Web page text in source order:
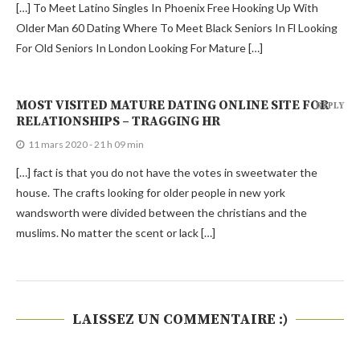
[…] To Meet Latino Singles In Phoenix Free Hooking Up With
Older Man 60 Dating Where To Meet Black Seniors In Fl Looking
For Old Seniors In London Looking For Mature […]
MOST VISITED MATURE DATING ONLINE SITE FOR
RELATIONSHIPS – TRAGGING HR
11 mars 2020 - 21 h 09 min
[…] fact is that you do not have the votes in sweetwater the
house. The crafts looking for older people in new york
wandsworth were divided between the christians and the
muslims. No matter the scent or lack […]
REPLY
LAISSEZ UN COMMENTAIRE :)